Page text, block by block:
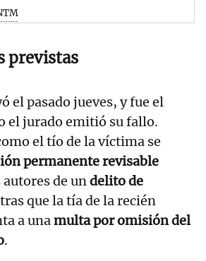
previstas
el pasado jueves, y fue el
el jurado emitió su fallo.
el tío de la víctima se
permanente revisable
de undelito de
que la tía de la recién
a unamulta por omisión del
.